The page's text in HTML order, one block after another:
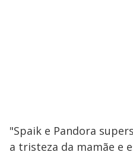
"Spaik e Pandora
a tristeza da mamãe e